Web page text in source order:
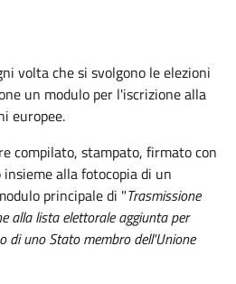
volta che si svolgono le elezioni
un modulo per l'iscrizione alla
europee.
compilato, stampato, firmato con
alla fotocopia di un
principale di "Trasmissione
alla lista elettorale aggiunta per
di uno Stato membro dell'Unione